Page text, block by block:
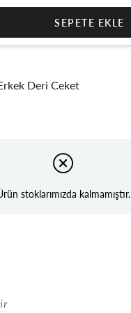
Deri Ceket
stoklarımızda kalmamıştır.